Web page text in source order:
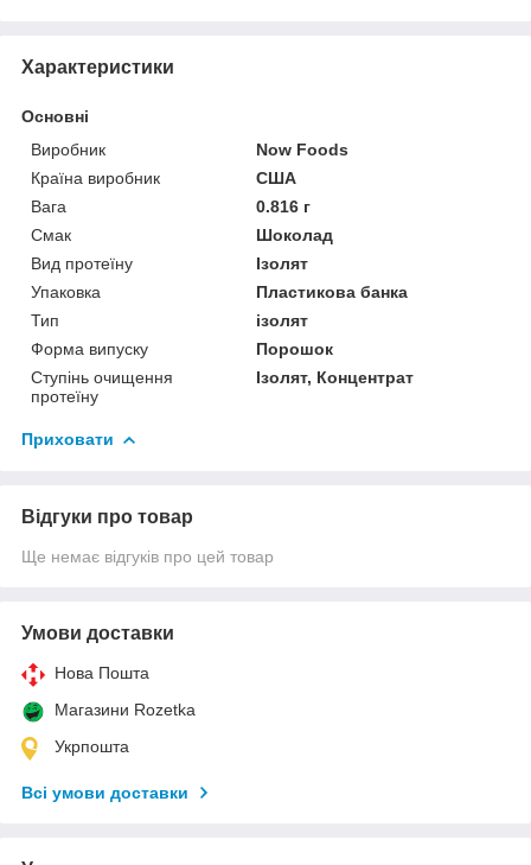
Характеристики
Основні
Виробник
Now Foods
Країна виробник
США
Вага
0.816 г
Смак
Шоколад
Вид протеїну
Ізолят
Упаковка
Пластикова банка
Тип
ізолят
Форма випуску
Порошок
Ступінь очищення
протеїну
Ізолят, Концентрат
Приховати
Відгуки про товар
Ще немає відгуків про цей товар
Умови доставки
Нова Пошта
Магазини Rozetka
Укрпошта
Всі умови доставки